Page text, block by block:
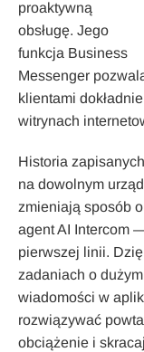
proaktywną
obsługę. Jego
funkcja Business
Messenger
klientami
witrynach
Historia
na dowolnym
zmieniają sposób
agent AI Intercom
pierwszej linii.
zadaniach o
wiadomości w
rozwiązywać
obciążenie i